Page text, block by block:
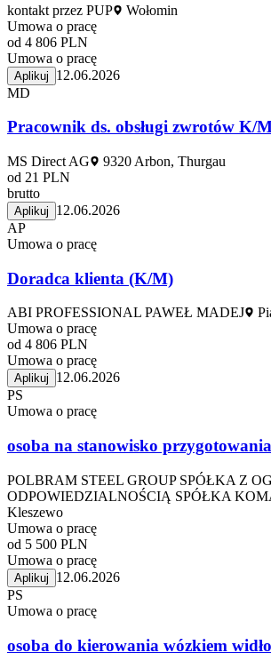
kontakt przez PUP
Wołomin
Umowa o pracę
od 4 806 PLN
Umowa o pracę
Aplikuj
12.06.2026
MD
Pracownik ds. obsługi zwrotów K/
MS Direct AG
9320 Arbon, Thurgau
od 21 PLN
brutto
Aplikuj
12.06.2026
AP
Umowa o pracę
Doradca klienta (K/M)
ABI PROFESSIONAL PAWEŁ MADEJ
Umowa o pracę
od 4 806 PLN
Umowa o pracę
Aplikuj
12.06.2026
PS
Umowa o pracę
osoba na stanowisko
POLBRAM STEEL GROUP SPÓŁKA Z
ODPOWIEDZIALNOŚCIĄ SPÓŁKA
Kleszewo
Umowa o pracę
od 5 500 PLN
Umowa o pracę
Aplikuj
12.06.2026
PS
Umowa o pracę
osoba do kierowania wózkiem